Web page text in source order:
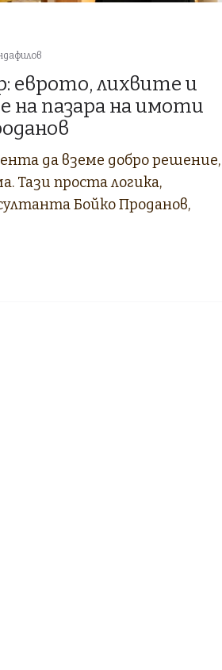
еврото, лихвите и
на пазара на имоти
да вземе добро решение,
Тази проста логика,
Бойко Проданов,